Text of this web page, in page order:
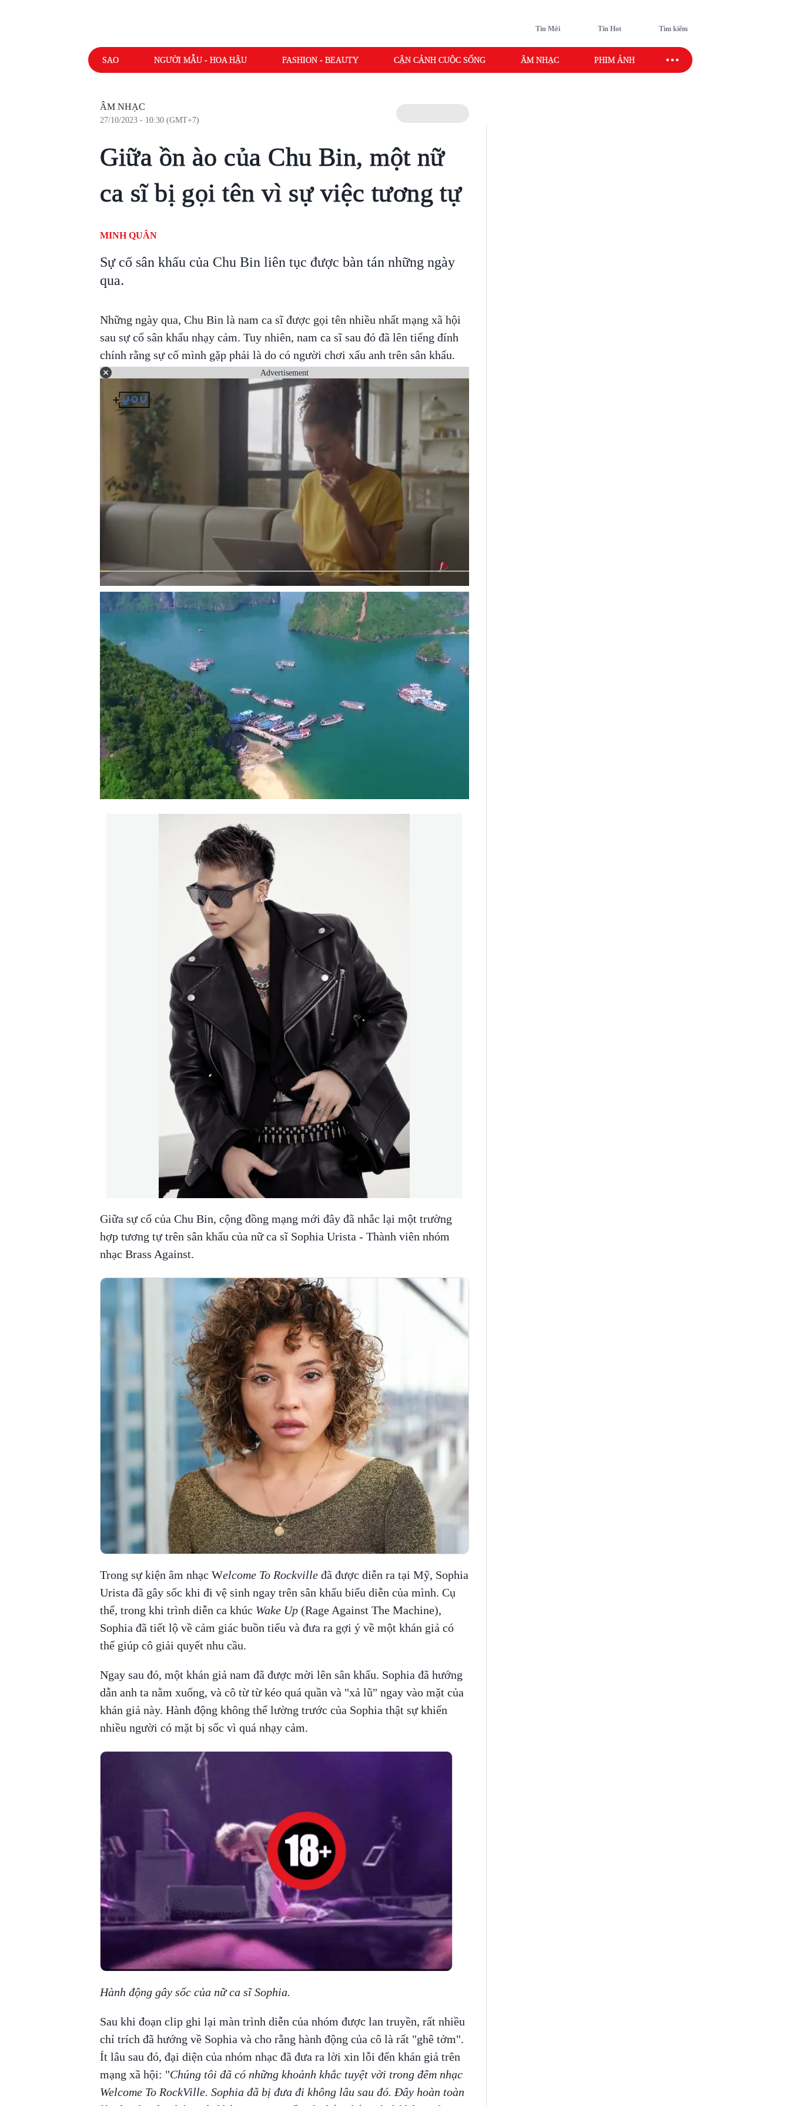
Tin Mới Tin Hot Tìm kiếm
SAO NGƯỜI MẪU - HOA HẬU FASHION - BEAUTY CẬN CẢNH CUỘC SỐNG ÂM NHẠC PHIM ẢNH SAO SPORT
ÂM NHẠC
27/10/2023 - 10:30 (GMT+7)
Giữa ồn ào của Chu Bin, một nữ
ca sĩ bị gọi tên vì sự việc tương tự
MINH QUÂN
Sự cố sân khấu của Chu Bin liên tục được bàn tán những ngày
qua.
Những ngày qua, Chu Bin là nam ca sĩ được gọi tên nhiều nhất mạng xã hội
sau sự cố sân khấu nhạy cảm. Tuy nhiên, nam ca sĩ sau đó đã lên tiếng đính
chính rằng sự cố mình gặp phải là do có người chơi xấu anh trên sân khấu.
Advertisement
Giữa sự cố của Chu Bin, cộng đồng mạng mới đây đã nhắc lại một trường
hợp tương tự trên sân khấu của nữ ca sĩ Sophia Urista - Thành viên nhóm
nhạc Brass Against.
Trong sự kiện âm nhạc Welcome To Rockvilleđã được diễn ra tại Mỹ, Sophia
Urista đã gây sốc khi đi vệ sinh ngay trên sân khấu biểu diễn của mình. Cụ
thể, trong khi trình diễn ca khúc Wake Up(Rage Against The Machine),
Sophia đã tiết lộ về cảm giác buồn tiểu và đưa ra gợi ý về một khán giả có
thể giúp cô giải quyết nhu cầu.
Ngay sau đó, một khán giả nam đã được mời lên sân khấu. Sophia đã hướng
dẫn anh ta nằm xuống, và cô từ từ kéo quá quần và "xả lũ" ngay vào mặt của
khán giả này. Hành động không thể lường trước của Sophia thật sự khiến
nhiều người có mặt bị sốc vì quá nhạy cảm.
Hành động gây sốc của nữ ca sĩ Sophia.
Sau khi đoạn clip ghi lại màn trình diễn của nhóm được lan truyền, rất nhiều
chỉ trích đã hướng về Sophia và cho rằng hành động của cô là rất "ghê tởm".
Ít lâu sau đó, đại diện của nhóm nhạc đã đưa ra lời xin lỗi đến khán giả trên
mạng xã hội: "Chúng tôi đã có những khoảnh khắc tuyệt vời trong đêm nhạc
Welcome To RockVille. Sophia đã bị đưa đi không lâu sau đó. Đây hoàn toàn